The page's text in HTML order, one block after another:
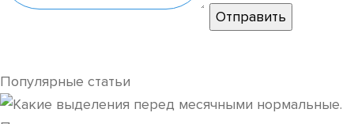
Популярные статьи